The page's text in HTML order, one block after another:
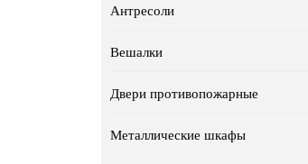
Антресоли
Вешалки
Двери противопожарные
Металлические шкафы